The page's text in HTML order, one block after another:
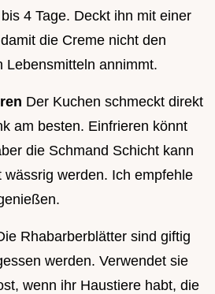
4 Tage. Deckt ihn mit einer
die Creme nicht den
Lebensmitteln annimmt.
Der Kuchen schmeckt direkt
am besten. Einfrieren könnt
die Schmand Schicht kann
wässrig werden. Ich empfehle
Rhabarberblätter sind giftig
werden. Verwendet sie
wenn ihr Haustiere habt, die